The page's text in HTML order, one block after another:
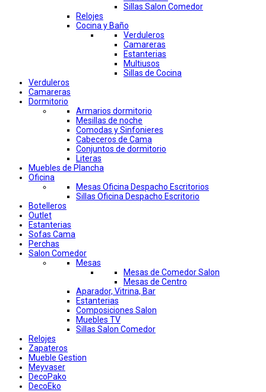
Sillas Salon Comedor
Relojes
Cocina y Baño
Verduleros
Camareras
Estanterias
Multiusos
Sillas de Cocina
Verduleros
Camareras
Dormitorio
Armarios dormitorio
Mesillas de noche
Comodas y Sinfonieres
Cabeceros de Cama
Conjuntos de dormitorio
Literas
Muebles de Plancha
Oficina
Mesas Oficina Despacho Escritorios
Sillas Oficina Despacho Escritorio
Botelleros
Outlet
Estanterias
Sofas Cama
Perchas
Salon Comedor
Mesas
Mesas de Comedor Salon
Mesas de Centro
Aparador, Vitrina, Bar
Estanterias
Composiciones Salon
Muebles TV
Sillas Salon Comedor
Relojes
Zapateros
Mueble Gestion
Meyvaser
DecoPako
DecoEko